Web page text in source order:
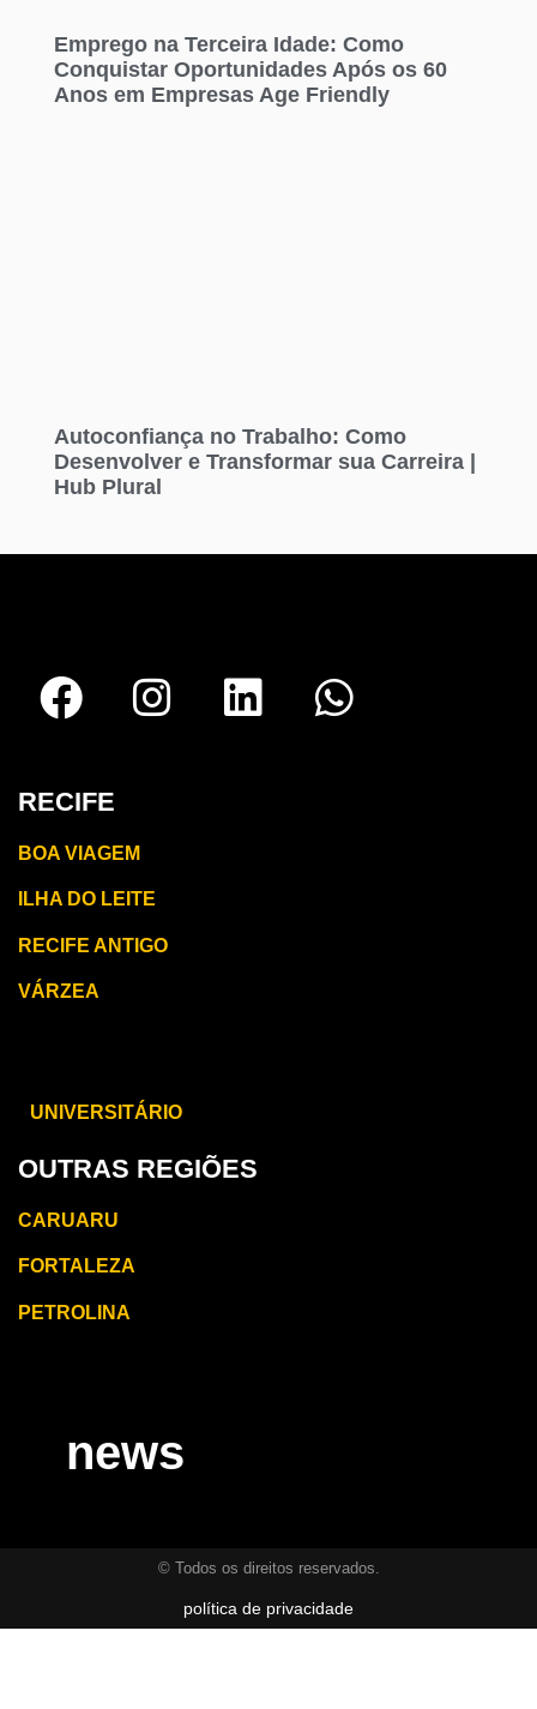
Emprego na Terceira Idade: Como
Conquistar Oportunidades Após os 60
Anos em Empresas Age Friendly
Autoconfiança no Trabalho: Como
Desenvolver e Transformar sua Carreira |
Hub Plural
RECIFE
BOA VIAGEM
ILHA DO LEITE
RECIFE ANTIGO
VÁRZEA
UNIVERSITÁRIO
OUTRAS REGIÕES
CARUARU
FORTALEZA
PETROLINA
news
© Todos os direitos reservados.
política de privacidade